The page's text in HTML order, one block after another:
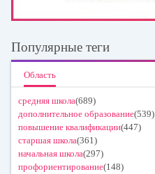
Популярные теги
Область
средняя школа(689)
дополнительное образование(539)
повышение квалификации(447)
старшая школа(361)
начальная школа(297)
профориентирование(148)